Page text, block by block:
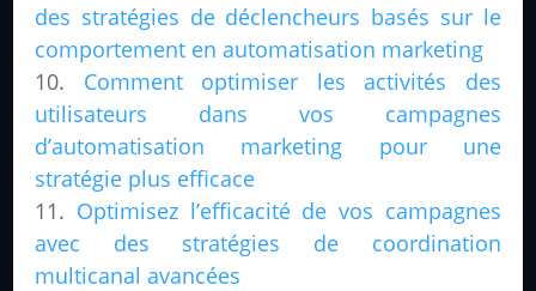
des stratégies de déclencheurs basés sur le
comportement en automatisation marketing
Comment optimiser les activités des
utilisateurs dans vos campagnes
d’automatisation marketing pour une
stratégie plus efficace
Optimisez l’efficacité de vos campagnes
avec des stratégies de coordination
multicanal avancées